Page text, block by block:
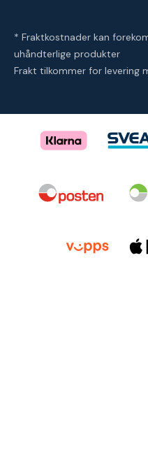
* Fraktkostnader kan
uhåndterlige produkter
Frakt tilkommer for levering